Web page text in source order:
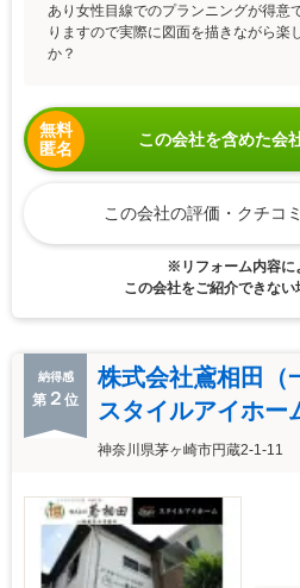
あり女性目線でのプランニングが得意
りますので実際に図面を描きながら楽
か？
無料
匿名
この会社を含めた会
この会社の評価・クチコ
※リフォーム内容に
この会社をご紹介できない
納得感
第 ２ 位
株式会社鳶相田（
スタイルアイホー
神奈川県茅ヶ崎市円蔵2-1-11